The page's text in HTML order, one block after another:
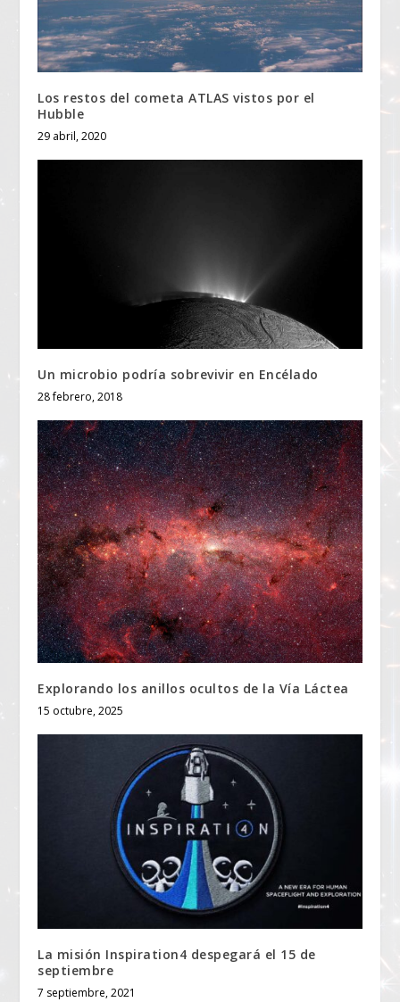
Los restos del cometa ATLAS vistos por el
Hubble
29 abril, 2020
Un microbio podría sobrevivir en Encélado
28 febrero, 2018
Explorando los anillos ocultos de la Vía Láctea
15 octubre, 2025
La misión Inspiration4 despegará el 15 de
septiembre
7 septiembre, 2021